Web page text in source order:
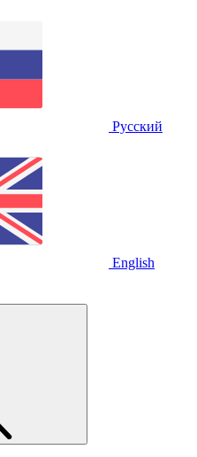
Русский
English